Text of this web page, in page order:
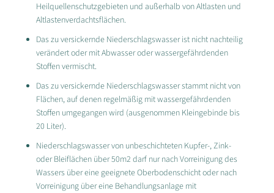
Heilquellenschutzgebieten und außerhalb von Altlasten und
Altlastenverdachtsflächen.
Das zu versickernde Niederschlagswasser ist nicht nachteilig
verändert oder mit Abwasser oder wassergefährdenden
Stoffen vermischt.
Das zu versickernde Niederschlagswasser stammt nicht von
Flächen, auf denen regelmäßig mit wassergefährdenden
Stoffen umgegangen wird (ausgenommen Kleingebinde bis
20 Liter).
Niederschlagswasser von unbeschichteten Kupfer-, Zink-
oder Bleiflächen über 50m2 darf nur nach Vorreinigung des
Wassers über eine geeignete Oberbodenschicht oder nach
Vorreinigung über eine Behandlungsanlage mit